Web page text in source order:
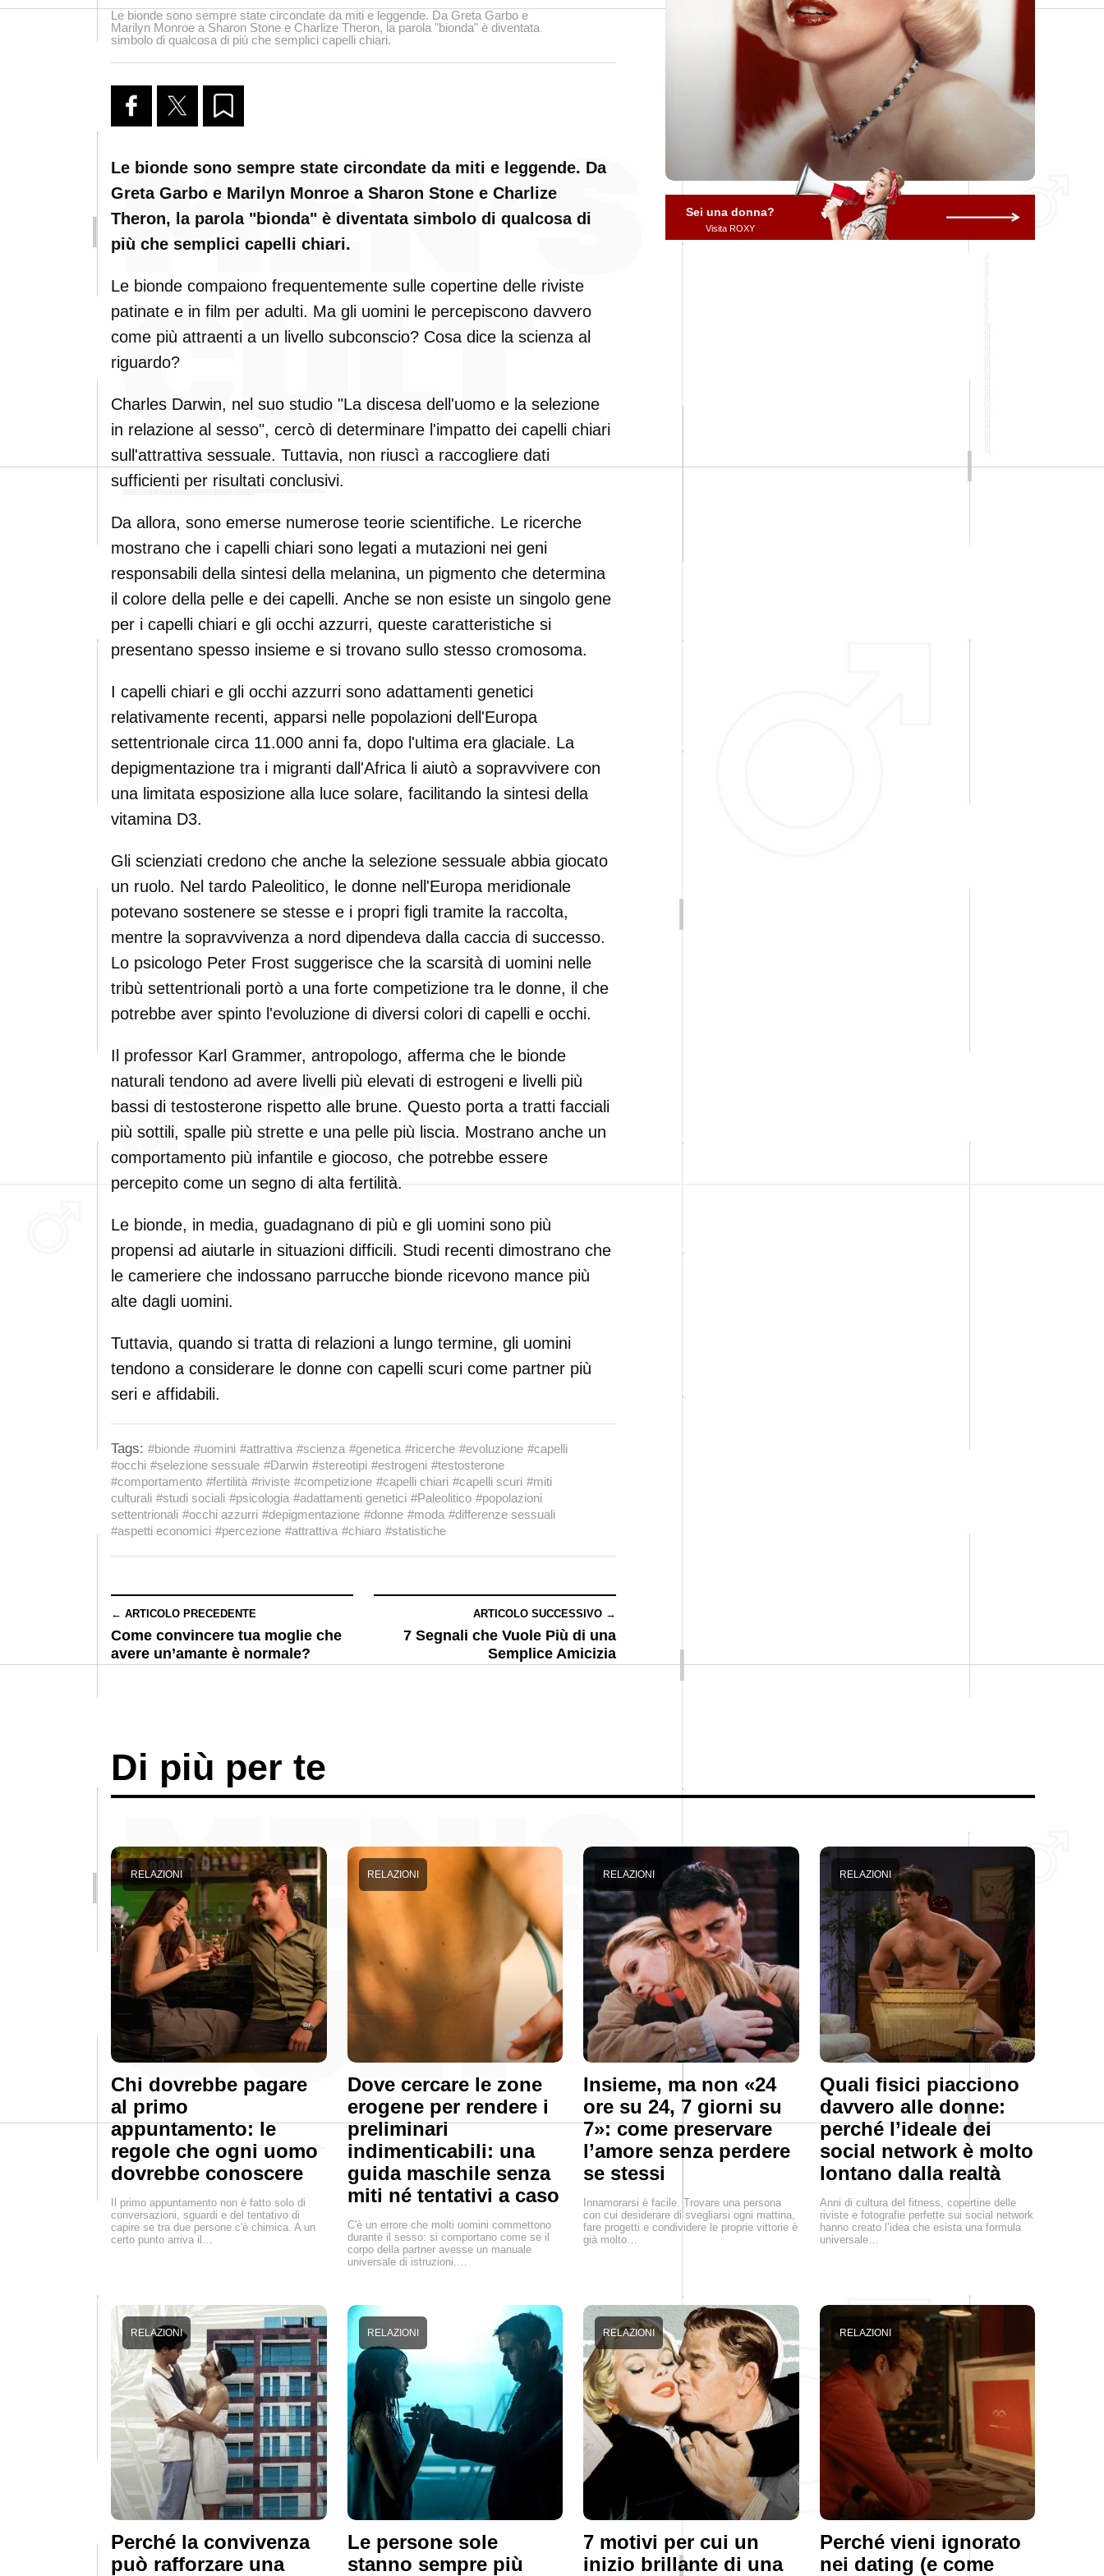
Le bionde sono sempre state circondate da miti e leggende. Da Greta Garbo e
Marilyn Monroe a Sharon Stone e Charlize Theron, la parola "bionda" è diventata
simbolo di qualcosa di più che semplici capelli chiari.
Le bionde sono sempre state circondate da miti e leggende. Da
Greta Garbo e Marilyn Monroe a Sharon Stone e Charlize
Theron, la parola "bionda" è diventata simbolo di qualcosa di
più che semplici capelli chiari.
Le bionde compaiono frequentemente sulle copertine delle riviste
patinate e in film per adulti. Ma gli uomini le percepiscono davvero
come più attraenti a un livello subconscio? Cosa dice la scienza al
riguardo?
Charles Darwin, nel suo studio "La discesa dell'uomo e la selezione
in relazione al sesso", cercò di determinare l'impatto dei capelli chiari
sull'attrattiva sessuale. Tuttavia, non riuscì a raccogliere dati
sufficienti per risultati conclusivi.
Da allora, sono emerse numerose teorie scientifiche. Le ricerche
mostrano che i capelli chiari sono legati a mutazioni nei geni
responsabili della sintesi della melanina, un pigmento che determina
il colore della pelle e dei capelli. Anche se non esiste un singolo gene
per i capelli chiari e gli occhi azzurri, queste caratteristiche si
presentano spesso insieme e si trovano sullo stesso cromosoma.
I capelli chiari e gli occhi azzurri sono adattamenti genetici
relativamente recenti, apparsi nelle popolazioni dell'Europa
settentrionale circa 11.000 anni fa, dopo l'ultima era glaciale. La
depigmentazione tra i migranti dall'Africa li aiutò a sopravvivere con
una limitata esposizione alla luce solare, facilitando la sintesi della
vitamina D3.
Gli scienziati credono che anche la selezione sessuale abbia giocato
un ruolo. Nel tardo Paleolitico, le donne nell'Europa meridionale
potevano sostenere se stesse e i propri figli tramite la raccolta,
mentre la sopravvivenza a nord dipendeva dalla caccia di successo.
Lo psicologo Peter Frost suggerisce che la scarsità di uomini nelle
tribù settentrionali portò a una forte competizione tra le donne, il che
potrebbe aver spinto l'evoluzione di diversi colori di capelli e occhi.
Il professor Karl Grammer, antropologo, afferma che le bionde
naturali tendono ad avere livelli più elevati di estrogeni e livelli più
bassi di testosterone rispetto alle brune. Questo porta a tratti facciali
più sottili, spalle più strette e una pelle più liscia. Mostrano anche un
comportamento più infantile e giocoso, che potrebbe essere
percepito come un segno di alta fertilità.
Le bionde, in media, guadagnano di più e gli uomini sono più
propensi ad aiutarle in situazioni difficili. Studi recenti dimostrano che
le cameriere che indossano parrucche bionde ricevono mance più
alte dagli uomini.
Tuttavia, quando si tratta di relazioni a lungo termine, gli uomini
tendono a considerare le donne con capelli scuri come partner più
seri e affidabili.
Tags: #bionde #uomini #attrattiva #scienza #genetica #ricerche #evoluzione #capelli
#occhi #selezione sessuale #Darwin #stereotipi #estrogeni #testosterone
#comportamento #fertilità #riviste #competizione #capelli chiari #capelli scuri #miti
culturali #studi sociali #psicologia #adattamenti genetici #Paleolitico #popolazioni
settentrionali #occhi azzurri #depigmentazione #donne #moda #differenze sessuali
#aspetti economici #percezione #attrattiva #chiaro #statistiche
← ARTICOLO PRECEDENTE
Come convincere tua moglie che
avere un’amante è normale?
ARTICOLO SUCCESSIVO →
7 Segnali che Vuole Più di una
Semplice Amicizia
Sei una donna?
Visita ROXY
Di più per te
Chi dovrebbe pagare
al primo
appuntamento: le
regole che ogni uomo
dovrebbe conoscere
RELAZIONI
Il primo appuntamento non è fatto solo di
conversazioni, sguardi e del tentativo di
capire se tra due persone c'è chimica. A un
certo punto arriva il…
Dove cercare le zone
erogene per rendere i
preliminari
indimenticabili: una
guida maschile senza
miti né tentativi a caso
RELAZIONI
C'è un errore che molti uomini commettono
durante il sesso: si comportano come se il
corpo della partner avesse un manuale
universale di istruzioni.…
Insieme, ma non «24
ore su 24, 7 giorni su
7»: come preservare
l’amore senza perdere
se stessi
RELAZIONI
Innamorarsi è facile. Trovare una persona
con cui desiderare di svegliarsi ogni mattina,
fare progetti e condividere le proprie vittorie è
già molto…
Quali fisici piacciono
davvero alle donne:
perché l’ideale dei
social network è molto
lontano dalla realtà
RELAZIONI
Anni di cultura del fitness, copertine delle
riviste e fotografie perfette sui social network
hanno creato l’idea che esista una formula
universale…
Perché la convivenza
può rafforzare una
RELAZIONI
Le persone sole
stanno sempre più
RELAZIONI
7 motivi per cui un
inizio brillante di una
RELAZIONI
Perché vieni ignorato
nei dating (e come
RELAZIONI